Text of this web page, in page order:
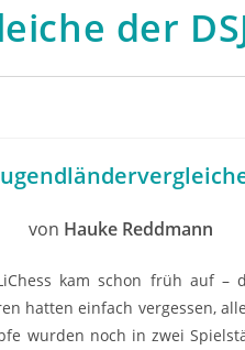
der
von Hauke Reddmann
kam schon früh auf–
hatten einfach vergessen,
wurden noch in zwei